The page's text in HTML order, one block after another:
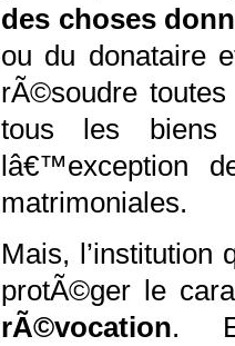
des choses
ou du donataire
rÃ©soudre
tous les biens
lâ€™exception
matrimoniales.
Mais, l’institution
protÃ©ger le
rÃ©vocation.